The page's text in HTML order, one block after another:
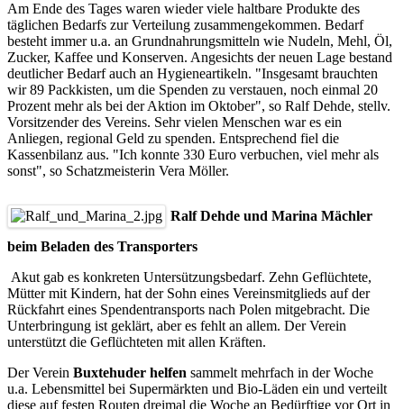
Am Ende des Tages waren wieder viele haltbare Produkte des
täglichen Bedarfs zur Verteilung zusammengekommen. Bedarf
besteht immer u.a. an Grundnahrungsmitteln wie Nudeln, Mehl, Öl,
Zucker, Kaffee und Konserven. Angesichts der neuen Lage bestand
deutlicher Bedarf auch an Hygieneartikeln. "Insgesamt brauchten
wir 89 Packkisten, um die Spenden zu verstauen, noch einmal 20
Prozent mehr als bei der Aktion im Oktober", so Ralf Dehde, stellv.
Vorsitzender des Vereins. Sehr vielen Menschen war es ein
Anliegen, regional Geld zu spenden. Entsprechend fiel die
Kassenbilanz aus. "Ich konnte 330 Euro verbuchen, viel mehr als
sonst", so Schatzmeisterin Vera Möller.
Ralf Dehde und Marina Mächler
beim Beladen des Transporters
Akut gab es konkreten Untersützungsbedarf. Zehn Geflüchtete,
Mütter mit Kindern, hat der Sohn eines Vereinsmitglieds auf der
Rückfahrt eines Spendentransports nach Polen mitgebracht. Die
Unterbringung ist geklärt, aber es fehlt an allem. Der Verein
unterstützt die Geflüchteten mit allen Kräften.
Der Verein Buxtehuder helfen sammelt mehrfach in der Woche
u.a. Lebensmittel bei Supermärkten und Bio-Läden ein und verteilt
diese auf festen Routen dreimal die Woche an Bedürftige vor Ort in